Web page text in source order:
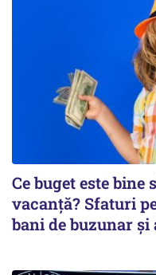
Ce buget este
vacanță? Sfaturi
bani de buzunar și